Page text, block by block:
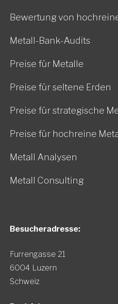
Bewertung von
Metall-Bank-Audits
Preise für Metalle
Preise für seltene Erden
Preise für strategische
Preise für hochreine
Metall Analysen
Metall Consulting
Besucheradresse:
Furrengasse 21
6004 Luzern
Schweiz